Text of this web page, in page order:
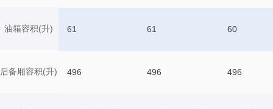
油箱容积(升)
后备厢容积(升)
61 61 60
496 496 496